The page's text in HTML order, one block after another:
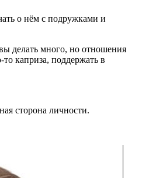
о нём с подружками и
делать много, но отношения
то каприза, поддержать в
сторона личности.